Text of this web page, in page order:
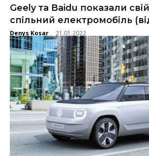
Geely та Baidu показали
спільний електромобіль
Denys Kosar - 21.01.2022